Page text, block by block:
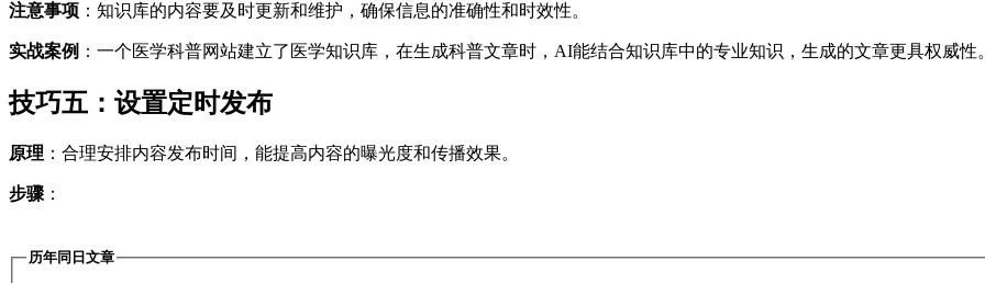
注意事项 ：知识库的内容要及时更新和维护，确保信息的准确性和时效性。
实战案例 ：一个医学科普网站建立了医学知识库，在生成科普文章时，AI能结合知识库中的专业知识，生成的文章更具权威性。
技巧五：设置定时发布
原理 ：合理安排内容发布时间，能提高内容的曝光度和传播效果。
步骤 ：
历年同日文章